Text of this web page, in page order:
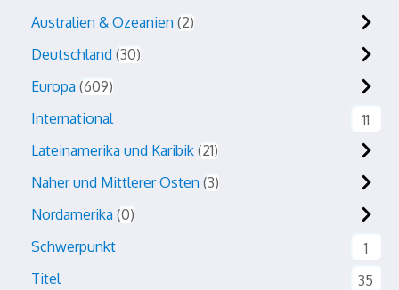
Australien & Ozeanien 2
Deutschland 30
Europa 609
International
11
Lateinamerika und Karibik 21
Naher und Mittlerer Osten 3
Nordamerika 0
Schwerpunkt
1
Titel
35